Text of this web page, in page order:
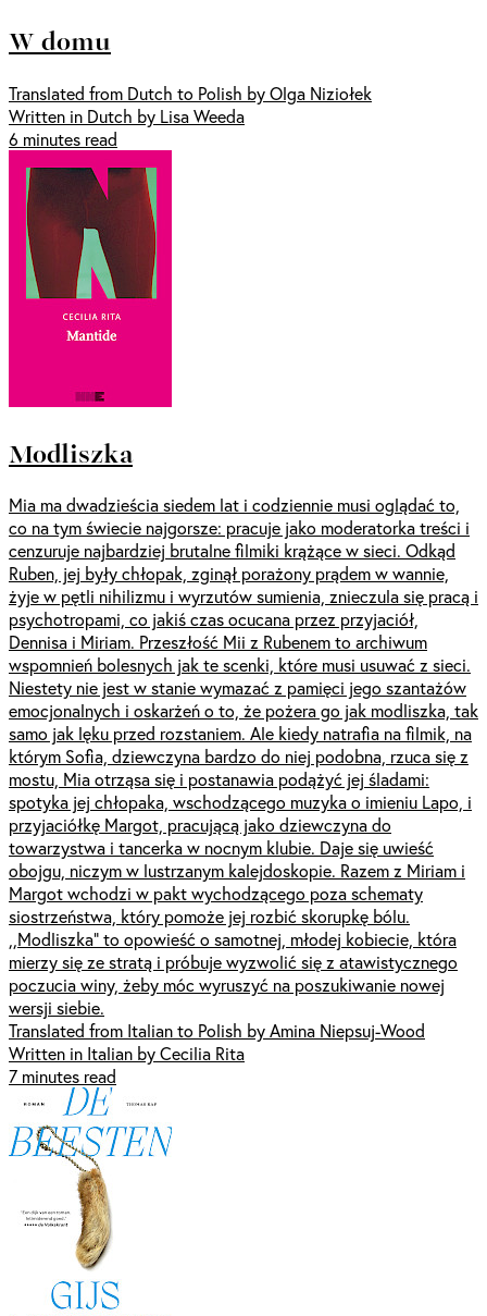
W domu
Translated from Dutch to Polish by Olga Niziołek
Written in Dutch by Lisa Weeda
6 minutes read
Modliszka
Mia ma dwadzieścia siedem lat i codziennie musi oglądać to,
co na tym świecie najgorsze: pracuje jako moderatorka treści i
cenzuruje najbardziej brutalne filmiki krążące w sieci. Odkąd
Ruben, jej były chłopak, zginął porażony prądem w wannie,
żyje w pętli nihilizmu i wyrzutów sumienia, znieczula się pracą i
psychotropami, co jakiś czas ocucana przez przyjaciół,
Dennisa i Miriam. Przeszłość Mii z Rubenem to archiwum
wspomnień bolesnych jak te scenki, które musi usuwać z sieci.
Niestety nie jest w stanie wymazać z pamięci jego szantażów
emocjonalnych i oskarżeń o to, że pożera go jak modliszka, tak
samo jak lęku przed rozstaniem. Ale kiedy natrafia na filmik, na
którym Sofia, dziewczyna bardzo do niej podobna, rzuca się z
mostu, Mia otrząsa się i postanawia podążyć jej śladami:
spotyka jej chłopaka, wschodzącego muzyka o imieniu Lapo, i
przyjaciółkę Margot, pracującą jako dziewczyna do
towarzystwa i tancerka w nocnym klubie. Daje się uwieść
obojgu, niczym w lustrzanym kalejdoskopie. Razem z Miriam i
Margot wchodzi w pakt wychodzącego poza schematy
siostrzeństwa, który pomoże jej rozbić skorupkę bólu.
,,Modliszka” to opowieść o samotnej, młodej kobiecie, która
mierzy się ze stratą i próbuje wyzwolić się z atawistycznego
poczucia winy, żeby móc wyruszyć na poszukiwanie nowej
wersji siebie.
Translated from Italian to Polish by Amina Niepsuj-Wood
Written in Italian by Cecilia Rita
7 minutes read